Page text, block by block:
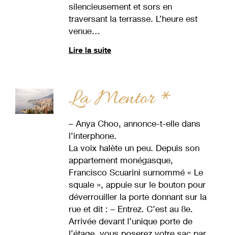
silencieusement et sors en
traversant la terrasse. L’heure est
venue…
Lire la suite
La Mentor *
– Anya Choo, annonce-t-elle dans
l’interphone.
La voix halète un peu. Depuis son
appartement monégasque,
Francisco Scuarini surnommé « Le
squale », appuie sur le bouton pour
déverrouiller la porte donnant sur la
rue et dit : – Entrez. C’est au 8e.
Arrivée devant l’unique porte de